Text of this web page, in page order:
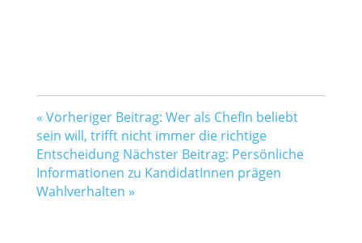
« Vorheriger Beitrag: Wer als ChefIn beliebt
sein will, trifft nicht immer die richtige
Entscheidung Nächster Beitrag: Persönliche
Informationen zu KandidatInnen prägen
Wahlverhalten »